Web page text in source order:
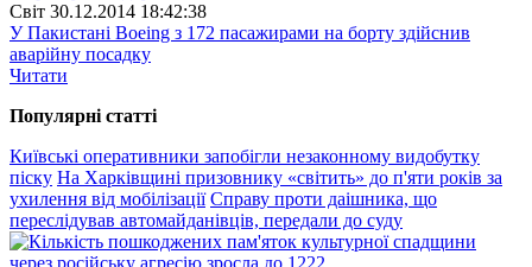
Свiт 30.12.2014 18:42:38
У Пакистані Boeing з 172 пасажирами на борту здійснив
аварійну посадку
Читати
Популярнi статтi
Київські оперативники запобігли незаконному видобутку
піску На Харківщині призовнику «світить» до п'яти років за
ухилення від мобілізації Справу проти даішника, що
переслідував автомайданівців, передали до суду